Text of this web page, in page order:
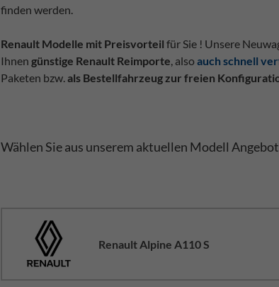
finden werden.
Renault Modelle mit Preisvorteil für Sie ! Unsere
Ihnen günstige Renault Reimporte , also auch schnell
Paketen bzw. als Bestellfahrzeug zur freien
Wählen Sie aus unserem aktuellen Modell Angebot
Renault Alpine A110 S